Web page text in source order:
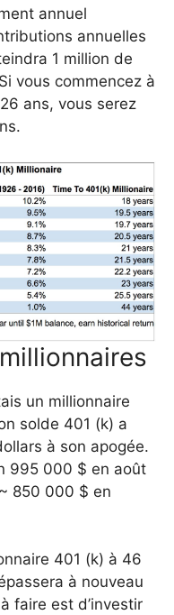
annuel
annuelles
1 million de
vous commencez à
ans, vous serez
un millionnaire
solde 401 (k) a
à son apogée.
995 000 $ en août
850 000 $ en
401 (k) à 46
à nouveau
faire est d’investir